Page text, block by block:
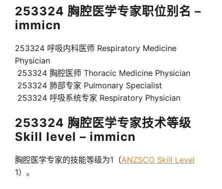
253324 胸腔医学专家职位别名 –
immicn
253324 呼吸内科医师 Respiratory Medicine
Physician
253324 胸腔医师 Thoracic Medicine Physician
253324 肺部专家 Pulmonary Specialist
253324 呼吸系统专家 Respiratory Physician
253324 胸腔医学专家技术等级
Skill level – immicn
胸腔医学专家的技能等级为1（ANZSCO Skill Level
1）。